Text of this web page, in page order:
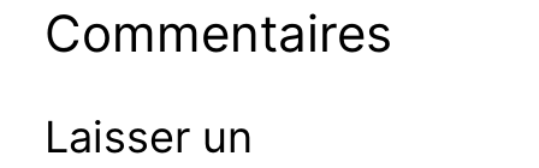
Commentaires
Laisser un